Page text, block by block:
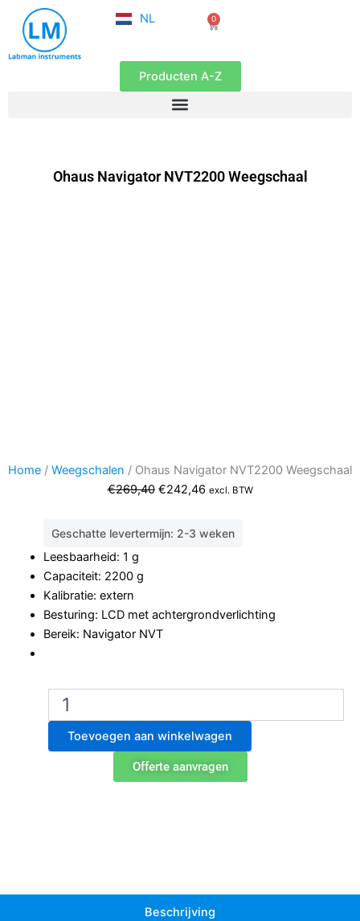
naar
NL
EN
0
Winkelwagen
Producten A-Z
Ohaus Navigator NVT2200 Weegschaal
Home / Weegschalen / Ohaus Navigator NVT2200 Weegschaal
€269,40 Oorspronkelijke
was:
€242,46Huidige
is:
excl. BTW
Geschatte levertermijn: 2-3 weken
Leesbaarheid: 1 g
Capaciteit: 2200 g
Kalibratie: extern
Besturing: LCD met achtergrondverlichting
Bereik: Navigator NVT
Ohaus
Navigator
NVT2200
Weegschaal
Toevoegen aan winkelwagen
Offerte aanvragen
Beschrijving